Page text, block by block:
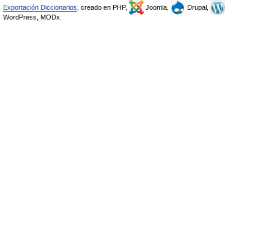
Exportación Diccionarios , creado en PHP, Joomla,
Drupal,
WordPress, MODx.